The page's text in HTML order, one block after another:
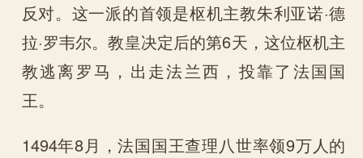
反对。这一派的首领是枢机主教朱利亚诺·德
拉·罗韦尔。教皇决定后的第6天，这位枢机主
教逃离罗马，出走法兰西，投靠了法国国
王。
1494年8月，法国国王查理八世率领9万人的